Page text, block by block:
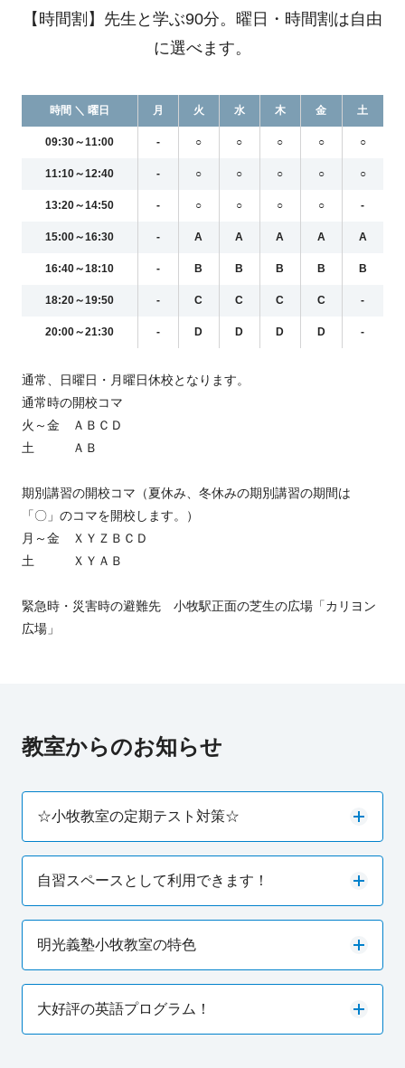
【時間割】先生と学ぶ90分。曜日・時間割は自由
に選べます。
時間 ＼ 曜日 月 火 水 木 金 土
09:30～11:00 - ○ ○ ○ ○ ○
11:10～12:40 - ○ ○ ○ ○ ○
13:20～14:50 - ○ ○ ○ ○ -
15:00～16:30 - A A A A A
16:40～18:10 - B B B B B
18:20～19:50 - C C C C -
20:00～21:30 - D D D D -
通常、日曜日・月曜日休校となります。
通常時の開校コマ
火～金 ＡＢＣＤ
土 ＡＢ
期別講習の開校コマ（夏休み、冬休みの期別講習の期間は
「〇」のコマを開校します。）
月～金 ＸＹＺＢＣＤ
土 ＸＹＡＢ
緊急時・災害時の避難先 小牧駅正面の芝生の広場「カリヨン
広場」
教室からのお知らせ
☆小牧教室の定期テスト対策☆
自習スペースとして利用できます！
明光義塾小牧教室の特色
大好評の英語プログラム！